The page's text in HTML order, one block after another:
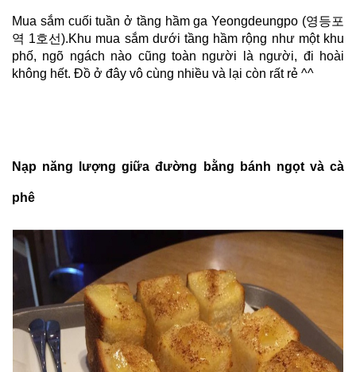
Mua sắm cuối tuần ở tầng hầm ga Yeongdeungpo (영등포
역 1호선).Khu mua sắm dưới tầng hầm rộng như một khu
phố, ngõ ngách nào cũng toàn người là người, đi hoài
không hết. Đồ ở đây vô cùng nhiều và lại còn rất rẻ ^^
Nạp năng lượng giữa đường bằng bánh ngọt và cà
phê